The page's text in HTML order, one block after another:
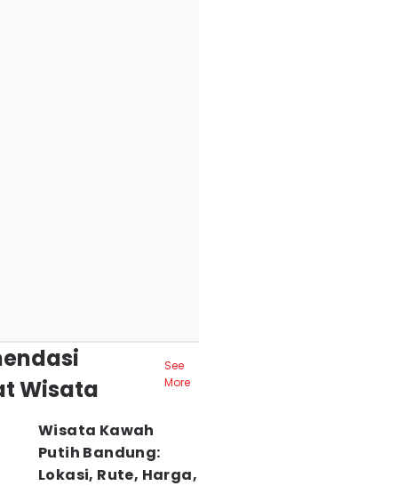
Wisata
See
More
Wisata Kawah
Putih Bandung:
Lokasi, Rute, Harga,